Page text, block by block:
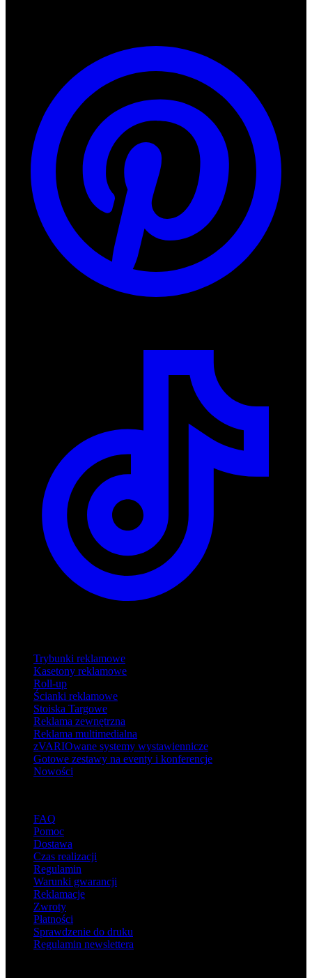
Trybunki reklamowe
Kasetony reklamowe
Roll-up
Ścianki reklamowe
Stoiska Targowe
Reklama zewnętrzna
Reklama multimedialna
zVARIOwane systemy wystawiennicze
Gotowe zestawy na eventy i konferencje
Nowości
FAQ
Pomoc
Dostawa
Czas realizacji
Regulamin
Warunki gwarancji
Reklamacje
Zwroty
Płatności
Sprawdzenie do druku
Regulamin newslettera